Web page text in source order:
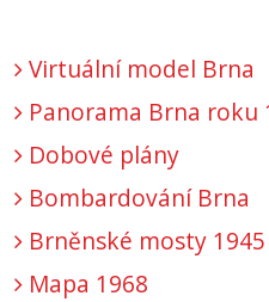
Virtuální model Brna
Panorama Brna roku
Dobové plány
Bombardování Brna
Brněnské mosty 1945
Mapa 1968